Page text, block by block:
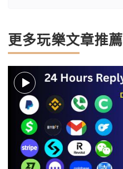
更多玩樂文章推薦